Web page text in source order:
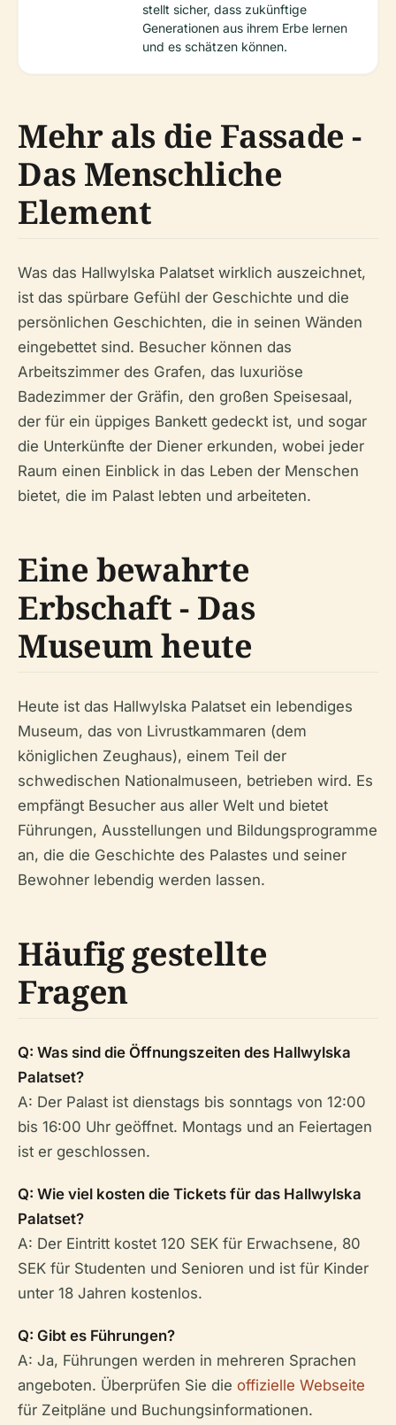
stellt sicher, dass zukünftige
Generationen aus ihrem Erbe lernen
und es schätzen können.
Mehr als die Fassade -
Das Menschliche
Element
Was das Hallwylska Palatset wirklich auszeichnet,
ist das spürbare Gefühl der Geschichte und die
persönlichen Geschichten, die in seinen Wänden
eingebettet sind. Besucher können das
Arbeitszimmer des Grafen, das luxuriöse
Badezimmer der Gräfin, den großen Speisesaal,
der für ein üppiges Bankett gedeckt ist, und sogar
die Unterkünfte der Diener erkunden, wobei jeder
Raum einen Einblick in das Leben der Menschen
bietet, die im Palast lebten und arbeiteten.
Eine bewahrte
Erbschaft - Das
Museum heute
Heute ist das Hallwylska Palatset ein lebendiges
Museum, das von Livrustkammaren (dem
königlichen Zeughaus), einem Teil der
schwedischen Nationalmuseen, betrieben wird. Es
empfängt Besucher aus aller Welt und bietet
Führungen, Ausstellungen und Bildungsprogramme
an, die die Geschichte des Palastes und seiner
Bewohner lebendig werden lassen.
Häufig gestellte
Fragen
Q: Was sind die Öffnungszeiten des Hallwylska
Palatset?
A: Der Palast ist dienstags bis sonntags von 12:00
bis 16:00 Uhr geöffnet. Montags und an Feiertagen
ist er geschlossen.
Q: Wie viel kosten die Tickets für das Hallwylska
Palatset?
A: Der Eintritt kostet 120 SEK für Erwachsene, 80
SEK für Studenten und Senioren und ist für Kinder
unter 18 Jahren kostenlos.
Q: Gibt es Führungen?
A: Ja, Führungen werden in mehreren Sprachen
angeboten. Überprüfen Sie die offizielle Webseite
für Zeitpläne und Buchungsinformationen.